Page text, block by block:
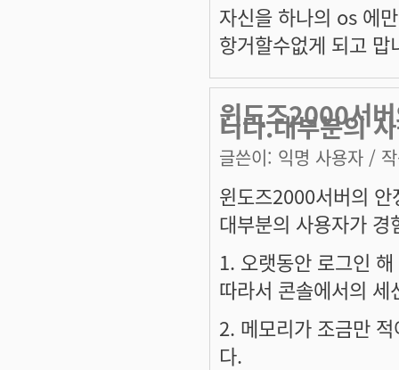
자신을 하나의 os 에
항거할수없게 되고 맙
윈도즈2000서
니다.대부분의
글쓴이: 익명 사용자 /
윈도즈2000서버의
대부분의 사용자가
1. 오랫동안 로그인
따라서 콘솔에서의
2. 메모리가 조금만
다.